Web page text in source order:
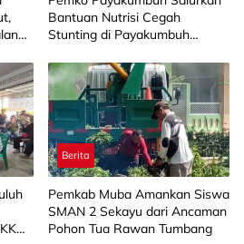
Bantuan Nutrisi Cegah
Stunting di Payakumbuh
Berita
Pemkab Muba Amankan Siswa
SMAN 2 Sekayu dari Ancaman
Pohon Tua Rawan Tumbang